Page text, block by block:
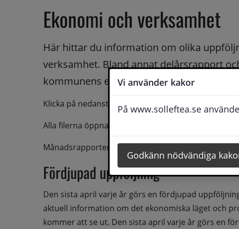
Vi använder kakor
På www.solleftea.se
Godkänn nödvändiga
Ekonomi och verksamhet
Här hittar du information om olika
verksamhet. Bland annat delårsrapport
kommunens ekonomi för året som gått.
Klicka på nedanstående snabblänkar för att läsa mer.
Alla filerna öppnas i nytt fönster med Acrobat Reader.
Månadsrapporter publiceras ej men kan begäras
Fördjupad uppföljning
Den sista april varje år görs en fördjupad
aktuell information om det ekonomiska läget och
kommer att se ut. Den sista april varje år görs en